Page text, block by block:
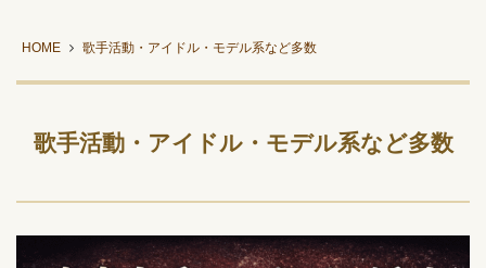
HOME 歌手活動・アイドル・モデル系など多数
歌手活動・アイドル・モデル系など多数